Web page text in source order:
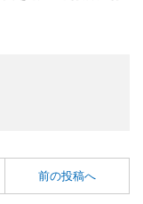
前の投稿へ